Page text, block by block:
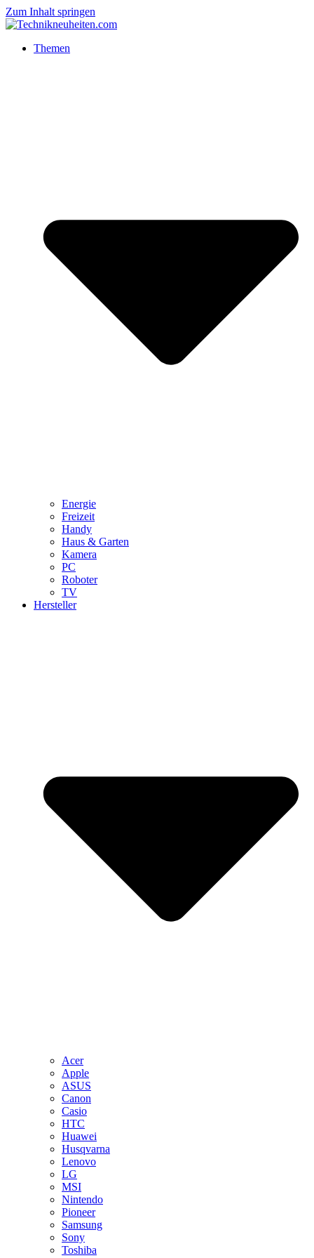
Zum Inhalt springen
Themen
Energie
Freizeit
Handy
Haus & Garten
Kamera
PC
Roboter
TV
Hersteller
Acer
Apple
ASUS
Canon
Casio
HTC
Huawei
Husqvarna
Lenovo
LG
MSI
Nintendo
Pioneer
Samsung
Sony
Toshiba